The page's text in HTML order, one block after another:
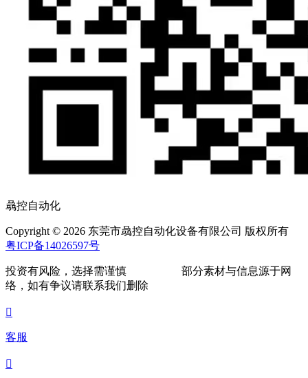
骉控自动化
Copyright © 2026 东莞市骉控自动化设备有限公司 版权所有
粤ICP备14026597号
投资有风险，选择需谨慎 部分素材与信息源于网
络，如有争议请联系我们删除

客服
